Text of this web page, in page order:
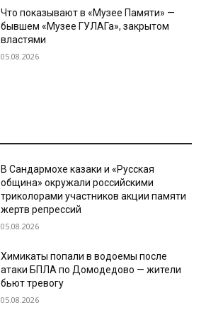
Что показывают в «Музее Памяти» —
бывшем «Музее ГУЛАГа», закрытом
властями
05.08.2026
В Сандармохе казаки и «Русская
община» окружали российскими
триколорами участников акции памяти
жертв репрессий
05.08.2026
Химикаты попали в водоемы после
атаки БПЛА по Домодедово — жители
бьют тревогу
05.08.2026